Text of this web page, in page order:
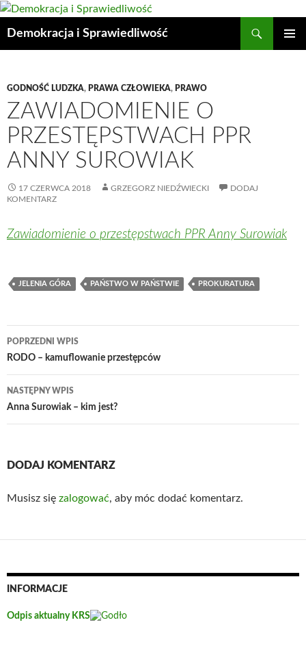
Przejdź
treści
Demokracja i Sprawiedliwość
GODNOŚĆ LUDZKA, PRAWA CZŁOWIEKA, PRAWO
ZAWIADOMIENIE O
PRZESTĘPSTWACH PPR
ANNY SUROWIAK
17 CZERWCA 2018 GRZEGORZ NIEDŹWIECKI
DODAJ
KOMENTARZ
Zawiadomienie o przestępstwach PPR Anny Surowiak
JELENIA GÓRA PAŃSTWO W PAŃSTWIE PROKURATURA
Nawigacja
wpisu
POPRZEDNI WPIS
RODO – kamuflowanie przestępców
NASTĘPNY WPIS
Anna Surowiak – kim jest?
DODAJ KOMENTARZ
Musisz się zalogować, aby móc dodać komentarz.
INFORMACJE
Odpis aktualny KRS